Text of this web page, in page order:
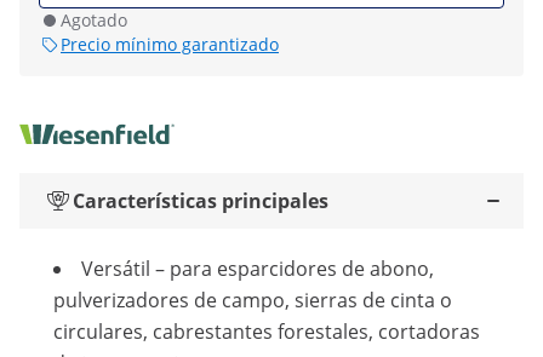
Agotado
Precio mínimo garantizado
Características principales
Versátil – para esparcidores de abono,
pulverizadores de campo, sierras de cinta o
circulares, cabrestantes forestales, cortadoras